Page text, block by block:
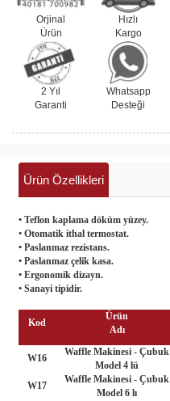
Orjinal
Ürün
Hızlı
Kargo
2 Yıl
Garanti
Whatsapp
Desteği
Ürün Özellikleri
• Teflon kaplama döküm yüzey.
• Otomatik ithal termostat.
• Paslanmaz rezistans.
• Paslanmaz çelik kasa.
• Ergonomik dizayn.
• Sanayi tipidir.
Kod
Ürün
Adı
W16
Waffle Makinesi - Çubuk
Model 4 lü
W17
Waffle Makinesi - Çubuk
Model 6 lı